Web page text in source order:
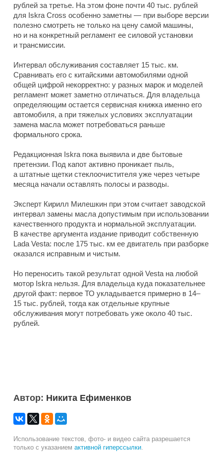
рублей за третье. На этом фоне почти 40 тыс. рублей
для Iskra Cross особенно заметны — при выборе версии
полезно смотреть не только на цену самой машины,
но и на конкретный регламент ее силовой установки
и трансмиссии.
Интервал обслуживания составляет 15 тыс. км.
Сравнивать его с китайскими автомобилями одной
общей цифрой некорректно: у разных марок и моделей
регламент может заметно отличаться. Для владельца
определяющим остается сервисная книжка именно его
автомобиля, а при тяжелых условиях эксплуатации
замена масла может потребоваться раньше
формального срока.
Редакционная Iskra пока выявила и две бытовые
претензии. Под капот активно проникает пыль,
а штатные щетки стеклоочистителя уже через четыре
месяца начали оставлять полосы и разводы.
Эксперт Кирилл Милешкин при этом считает заводской
интервал замены масла допустимым при использовании
качественного продукта и нормальной эксплуатации.
В качестве аргумента издание приводит собственную
Lada Vesta: после 175 тыс. км ее двигатель при разборке
оказался исправным и чистым.
Но переносить такой результат одной Vesta на любой
мотор Iskra нельзя. Для владельца куда показательнее
другой факт: первое ТО укладывается примерно в 14–
15 тыс. рублей, тогда как отдельные крупные
обслуживания могут потребовать уже около 40 тыс.
рублей.
Автор: Никита Ефименков
Использование текстов, фото- и видео сайта разрешается
только с указанием активной гиперссылки